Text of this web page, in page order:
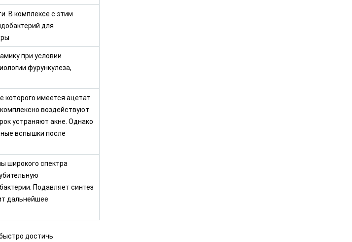
В комплексе с этим
для
при условии
фурункулеза,
которого имеется ацетат
воздействуют
устраняют акне. Однако
вспышки после
широкого спектра
Подавляет синтез
дальнейшее
достичь